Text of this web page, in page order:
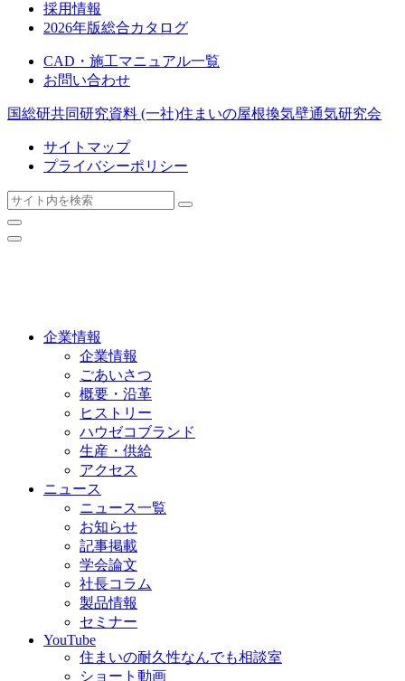
採用情報
2026年版総合カタログ
CAD・施工マニュアル一覧
お問い合わせ
国総研共同研究資料 (一社)住まいの屋根換気壁通気研究会
サイトマップ
プライバシーポリシー
企業情報
企業情報
ごあいさつ
概要・沿革
ヒストリー
ハウゼコブランド
生産・供給
アクセス
ニュース
ニュース一覧
お知らせ
記事掲載
学会論文
社長コラム
製品情報
セミナー
YouTube
住まいの耐久性なんでも相談室
ショート動画